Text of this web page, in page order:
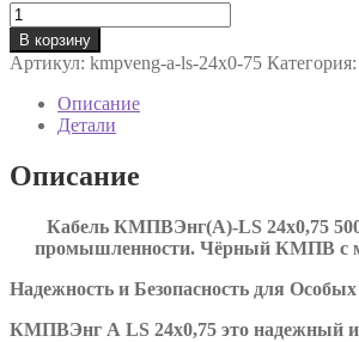
Количество
товара
КМПВЭнг(А)-
LS
24х0,75
16.К71-
310-
2001
В корзину
Артикул: kmpveng-a-ls-24х0-75 Категория:
Описание
Детали
Описание
Кабель КМПВЭнг(А)-LS 24х0,75
промышленности. Чёрный КМПВ с
Надежность и Безопасность для
КМПВЭнг А LS 24х0,75 это надежный